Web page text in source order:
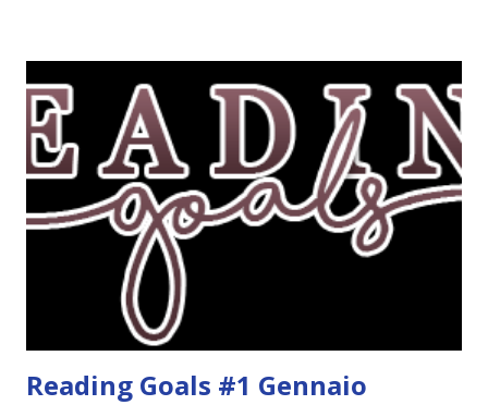
riguarda i suoi romanzi thriller. Per il momento sono
troppo fissata con questo genere ma ho letto pochi libri
thriller e vorrei davvero iniziarne qualcuno. Attraverso il
fuoco - Josephine Angeline \\ 19 settembre. Qualsiasi
libro cita anche soltanto "Salem" deve essere
assolutamente mio. Sono affascinata dalla storia delle
streghe di Salem e se oltre alle streghe aggiungiamo
mondi paralleli e gemelle malefiche, la mia curiosità monta
Reading Goals #1 Gennaio